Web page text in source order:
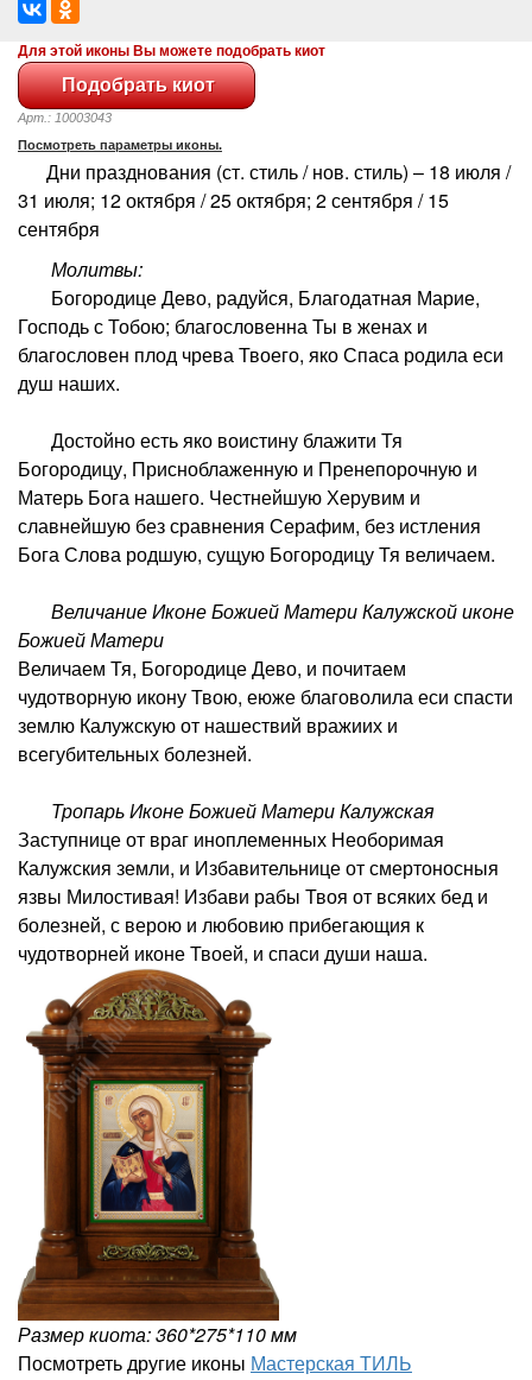
Для этой иконы Вы можете подобрать киот
Арт.: 10003043
Посмотреть параметры иконы.
Дни празднования (ст. стиль / нов. стиль) – 18 июля /
31 июля; 12 октября / 25 октября; 2 сентября / 15
сентября
Молитвы:
Богородице Дево, радуйся, Благодатная Марие,
Господь с Тобою; благословенна Ты в женах и
благословен плод чрева Твоего, яко Спаса родила еси
душ наших.
Достойно есть яко воистину блажити Тя
Богородицу, Присноблаженную и Пренепорочную и
Матерь Бога нашего. Честнейшую Херувим и
славнейшую без сравнения Серафим, без истления
Бога Слова родшую, сущую Богородицу Тя величаем.
Величание Иконе Божией Матери Калужской иконе
Божией Матери
Величаем Тя, Богородице Дево, и почитаем
чудотворную икону Твою, еюже благоволила еси спасти
землю Калужскую от нашествий вражиих и
всегубительных болезней.
Тропарь Иконе Божией Матери Калужская
Заступнице от враг иноплеменных Необоримая
Калужския земли, и Избавительнице от смертоносныя
язвы Милостивая! Избави рабы Твоя от всяких бед и
болезней, с верою и любовию прибегающия к
чудотворней иконе Твоей, и спаси души наша.
Размер киота: 360*275*110 мм
Посмотреть другие иконы Мастерская ТИЛЬ